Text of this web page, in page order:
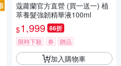
蔻蘿蘭官方直營 (買一送一) 植
萃養髮強韌精華液100ml
$1,999 86折
限時下殺 券 贈品
加入購物車